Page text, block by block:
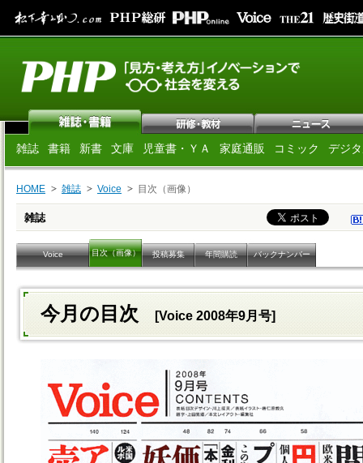
雑誌 書籍 新書 文庫 児童書・ＹＡ 家庭通販 コミック デジ
HOME 雑誌 Voice 目次（画像）
雑誌
Voice 目次（画像） 投稿募集 年間購読 バックナンバー
今月の目次 [Voice 2008年9月号]